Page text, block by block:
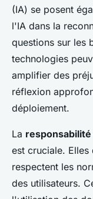
(IA) se posent
l'IA dans la
questions sur les
technologies
amplifier des
réflexion
déploiement.
La
est cruciale.
respectent les
des utilisateurs.